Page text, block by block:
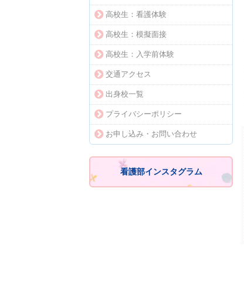
高校生：看護体験
高校生：模擬面接
高校生：入学前体験
交通アクセス
出身校一覧
プライバシーポリシー
お申し込み・お問い合わせ
看護部インスタグラム